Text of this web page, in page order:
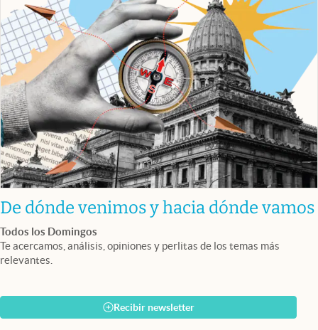
De dónde venimos y hacia dónde vamos
Todos los Domingos
Te acercamos, análisis, opiniones y perlitas de los temas más
relevantes.
Recibir newsletter